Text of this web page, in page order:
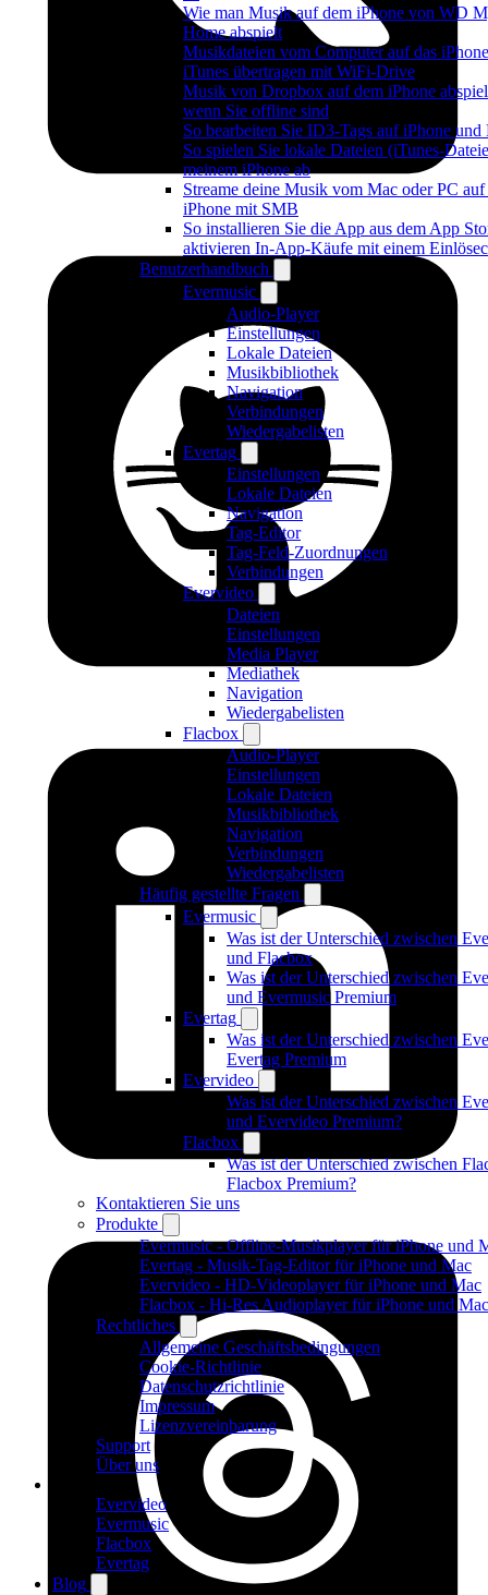
Wie man Musik auf dem iPhone von WD
Home abspielt
Musikdateien vom Computer auf das
iTunes übertragen mit WiFi-Drive
Musik von Dropbox auf dem iPhone
wenn Sie offline sind
So bearbeiten Sie ID3-Tags auf iPhone und
So spielen Sie lokale Dateien (iTunes-
meinem iPhone ab
Streame deine Musik vom Mac oder PC auf
iPhone mit SMB
So installieren Sie die App aus dem App
aktivieren In-App-Käufe mit einem
Benutzerhandbuch
Evermusic
Audio-Player
Einstellungen
Lokale Dateien
Musikbibliothek
Navigation
Verbindungen
Wiedergabelisten
Evertag
Einstellungen
Lokale Dateien
Navigation
Tag-Editor
Tag-Feld-Zuordnungen
Verbindungen
Evervideo
Dateien
Einstellungen
Media Player
Mediathek
Navigation
Wiedergabelisten
Flacbox
Audio-Player
Einstellungen
Lokale Dateien
Musikbibliothek
Navigation
Verbindungen
Wiedergabelisten
Häufig gestellte Fragen
Evermusic
Was ist der Unterschied zwischen
und Flacbox
Was ist der Unterschied zwischen
und Evermusic Premium
Evertag
Was ist der Unterschied zwischen
Evertag Premium
Evervideo
Was ist der Unterschied zwischen
und Evervideo Premium?
Flacbox
Was ist der Unterschied zwischen
Flacbox Premium?
Kontaktieren Sie uns
Produkte
Evermusic - Offline-Musikplayer für iPhone und
Evertag - Musik-Tag-Editor für iPhone und Mac
Evervideo - HD-Videoplayer für iPhone und Mac
Flacbox - Hi-Res Audioplayer für iPhone und Mac
Rechtliches
Allgemeine Geschäftsbedingungen
Cookie-Richtlinie
Datenschutzrichtlinie
Impressum
Lizenzvereinbarung
Support
Über uns
Evervideo
Evermusic
Flacbox
Evertag
Blog